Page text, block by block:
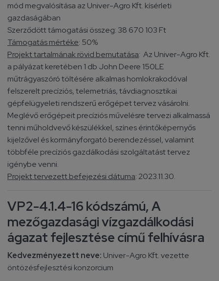
mód megvalósítása az Univer-Agro Kft. kísérleti
gazdaságában
Szerződött támogatási összeg: 38 670 103 Ft
Támogatás mértéke: 50%
Projekt tartalmának rövid bemutatása: Az Univer-Agro Kft.
a pályázat keretében 1 db John Deere 150LE
műtrágyaszóró töltésére alkalmas homlokrakodóval
felszerelt precíziós, telemetriás, távdiagnosztikai
gépfelügyeleti rendszerű erőgépet tervez vásárolni.
Meglévő erőgépeit precíziós művelésre tervezi alkalmassá
tenni műholdvevő készülékkel, színes érintőképernyős
kijelzővel és kormányforgató berendezéssel, valamint
többféle precíziós gazdálkodási szolgáltatást tervez
igénybe venni.
Projekt tervezett befejezési dátuma: 2023.11.30.
VP2-4.1.4-16 kódszámú, A
mezőgazdasági vízgazdálkodási
ágazat fejlesztése című felhívásra
Kedvezményezett neve: Univer-Agro Kft. vezette
öntözésfejlesztési konzorcium